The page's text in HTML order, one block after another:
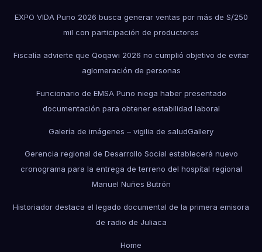
EXPO VIDA Puno 2026 busca generar ventas por más de S/250
mil con participación de productores
Fiscalía advierte que Qoqawi 2026 no cumplió objetivo de evitar
aglomeración de personas
Funcionario de EMSA Puno niega haber presentado
documentación para obtener estabilidad laboral
Galería de imágenes – vigilia de saludGallery
Gerencia regional de Desarrollo Social establecerá nuevo
cronograma para la entrega de terreno del hospital regional
Manuel Nuñes Butrón
Historiador destaca el legado documental de la primera emisora
de radio de Juliaca
Home